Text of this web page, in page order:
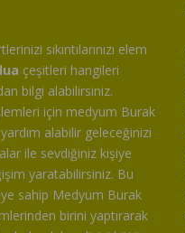
sıkıntılarınızı elem
çeşitleri hangileri
bilgi alabilirsiniz.
için medyum Burak
alabilir geleceğinizi
ile sevdiğiniz kişiye
yaratabilirsiniz. Bu
sahip Medyum Burak
birini yaptırarak